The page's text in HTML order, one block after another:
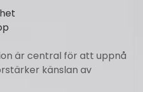
är central för att uppnå
känslan av